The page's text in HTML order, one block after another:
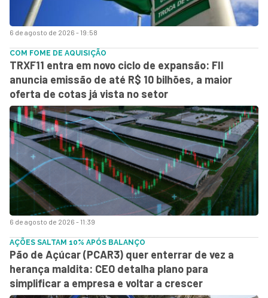
6 de agosto de 2026 - 19:58
6 de agosto de 2026 - 11:39
COM FOME DE AQUISIÇÃO
TRXF11 entra em novo ciclo de expansão: FII
anuncia emissão de até R$ 10 bilhões, a maior
oferta de cotas já vista no setor
AÇÕES SALTAM 10% APÓS BALANÇO
Pão de Açúcar (PCAR3) quer enterrar de vez a
herança maldita: CEO detalha plano para
simplificar a empresa e voltar a crescer